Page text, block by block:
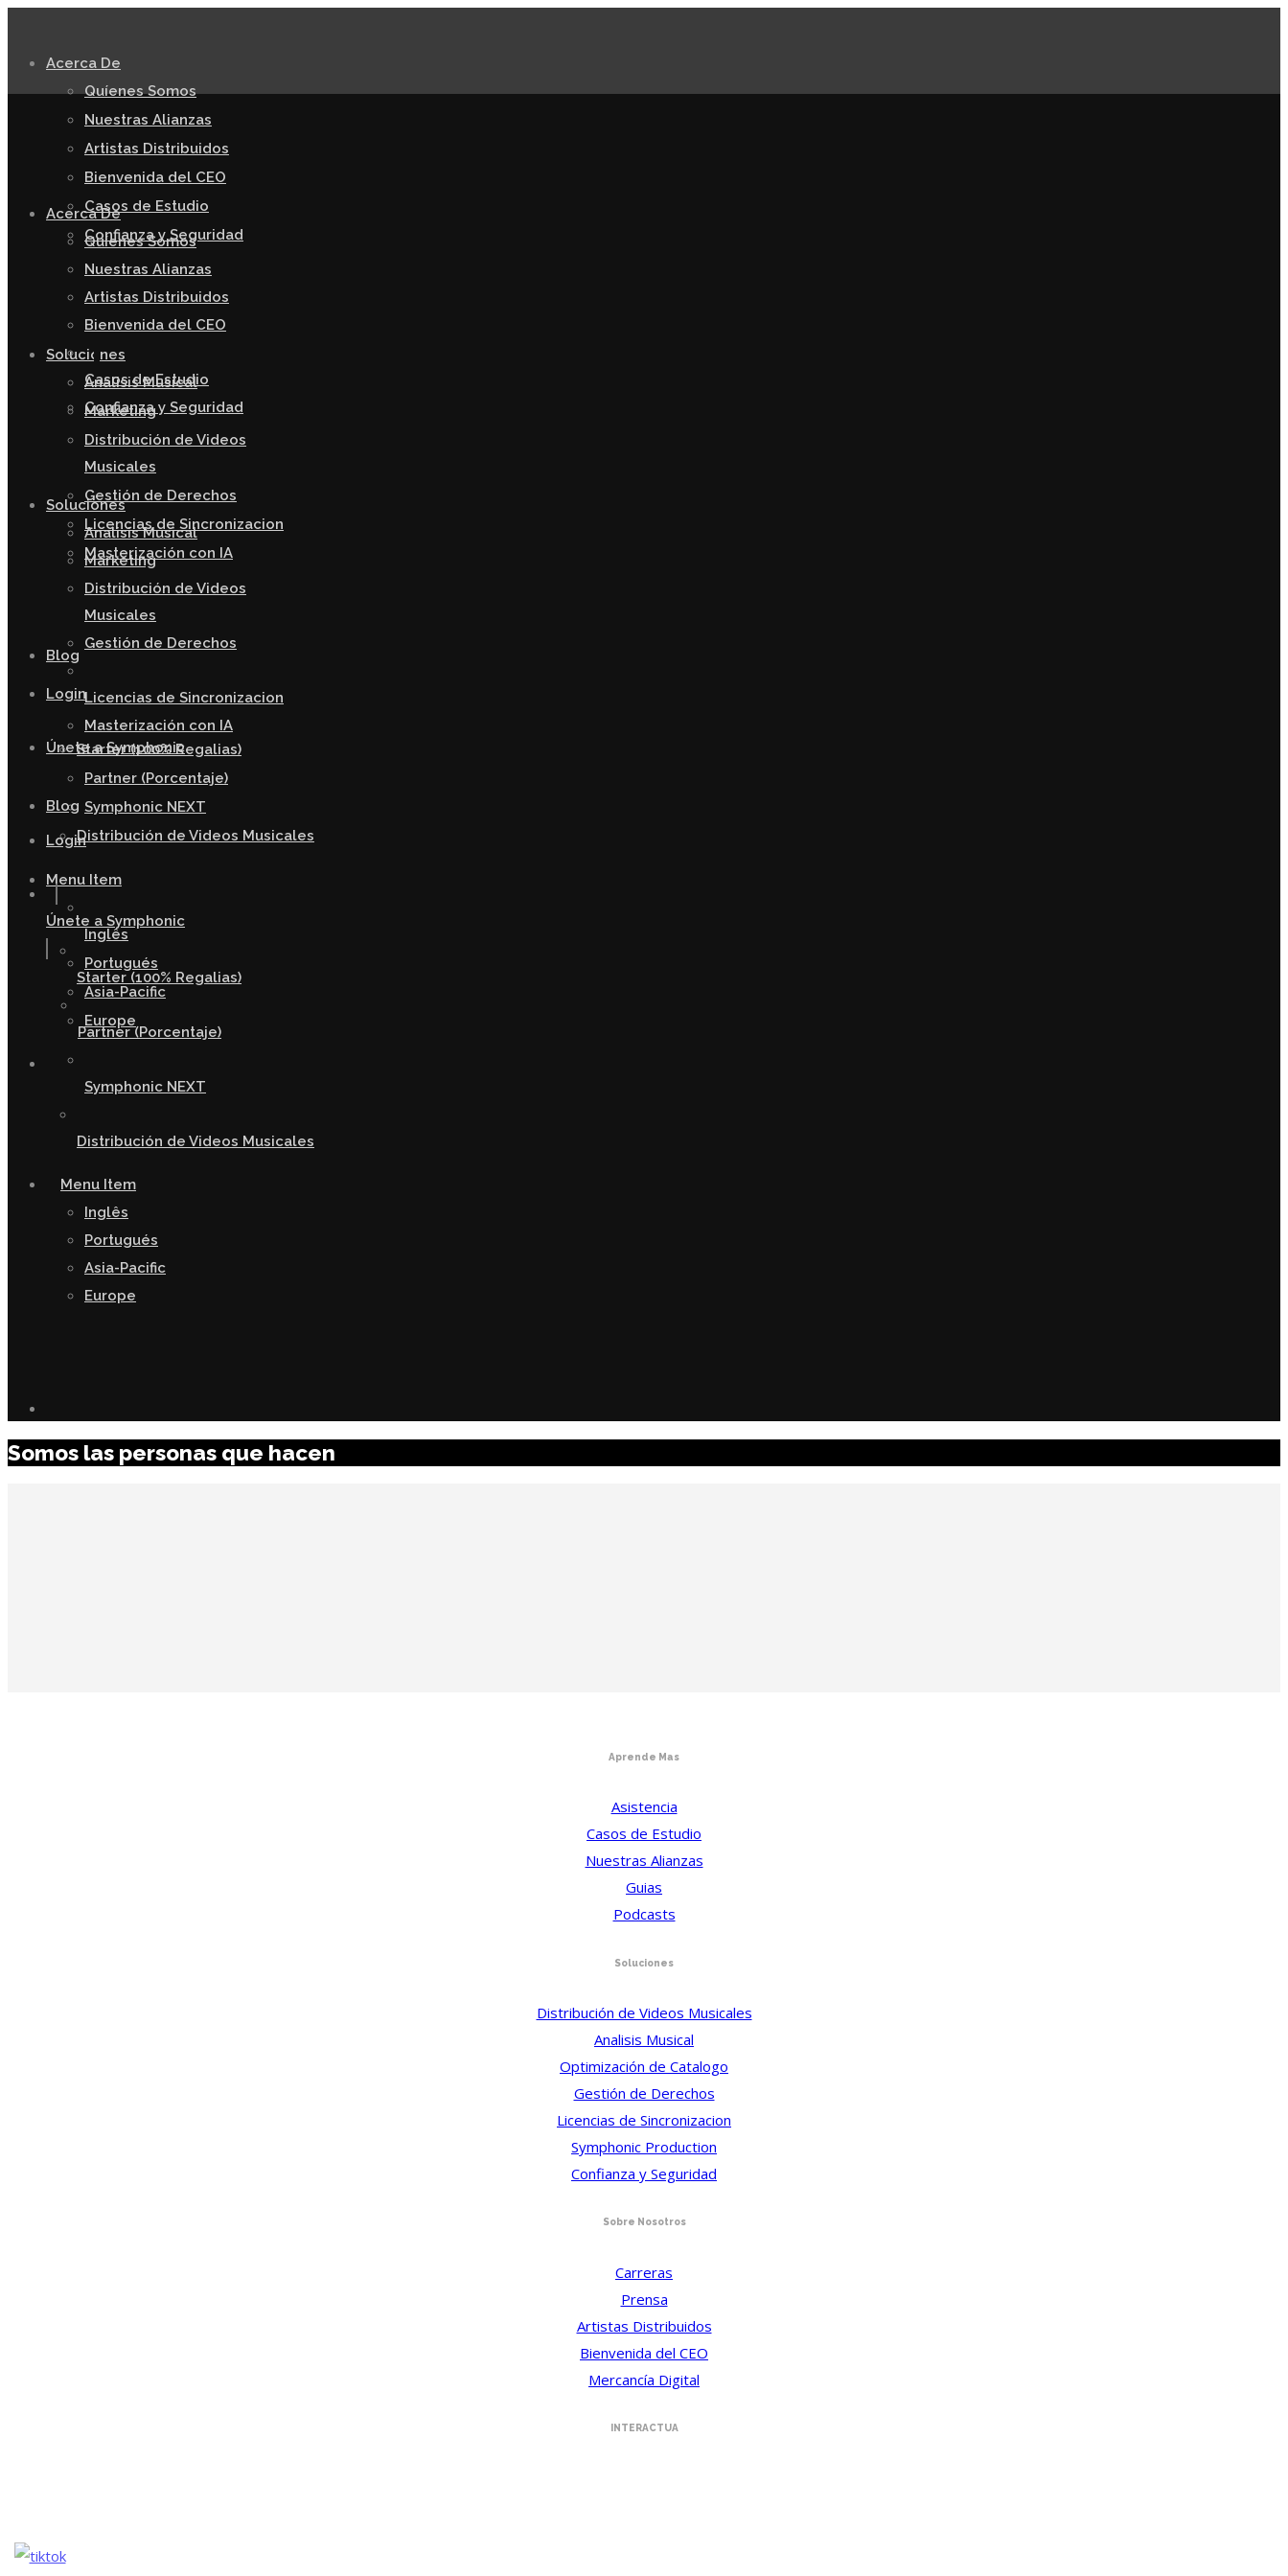
Acerca De
Quíenes Somos
Nuestras Alianzas
Artistas Distribuidos
Bienvenida del CEO
Casos de Estudio
Confianza y Seguridad
Soluciones
Analisis Musical
Marketing
Distribución de Videos
Musicales
Gestión de Derechos
Licencias de Sincronizacion
Masterización con IA
Blog
Login
Únete a Symphonic
Starter (100% Regalias)
Partner (Porcentaje)
Symphonic NEXT
Distribución de Videos Musicales
Menu Item
Inglês
Portugués
Asia-Pacific
Europe
Acerca De
Quíenes Somos
Nuestras Alianzas
Artistas Distribuidos
Bienvenida del CEO
Casos de Estudio
Confianza y Seguridad
Soluciones
Analisis Musical
Marketing
Distribución de Videos
Musicales
Gestión de Derechos
Licencias de Sincronizacion
Masterización con IA
Blog
Login
Únete a Symphonic
Starter (100% Regalias)
Partner (Porcentaje)
Symphonic NEXT
Distribución de Videos Musicales
Menu Item
Inglês
Portugués
Asia-Pacific
Europe
Somos las personas que hacen
Aprende Mas
Asistencia
Casos de Estudio
Nuestras Alianzas
Guias
Podcasts
Soluciones
Distribución de Videos Musicales
Analisis Musical
Optimización de Catalogo
Gestión de Derechos
Licencias de Sincronizacion
Symphonic Production
Confianza y Seguridad
Sobre Nosotros
Carreras
Prensa
Artistas Distribuidos
Bienvenida del CEO
Mercancía Digital
INTERACTUA